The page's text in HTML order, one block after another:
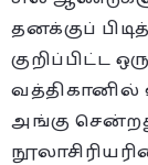
தனக்குப்
குறிப்பிட்ட
அங்கு